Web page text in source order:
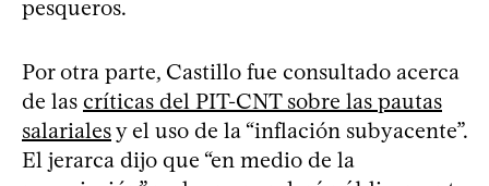
pesqueros.
Por otra parte, Castillo fue consultado acerca
de las críticas del PIT-CNT sobre las pautas
salarialesy el uso de la “inflación subyacente”.
El jerarca dijo que “en medio de la